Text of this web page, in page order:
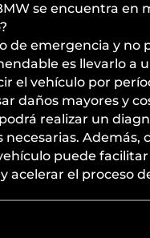
se encuentra en
de emergencia y no
es llevarlo a
el vehículo por
daños mayores y
realizar un
necesarias. Además,
puede
acelerar el proceso